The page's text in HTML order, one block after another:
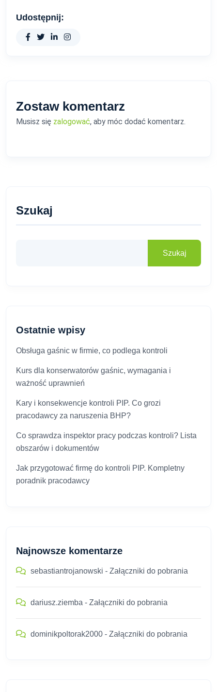
Udostępnij:
Zostaw komentarz
Musisz się zalogować, aby móc dodać komentarz.
Szukaj
Szukaj
Ostatnie wpisy
Obsługa gaśnic w firmie, co podlega kontroli
Kurs dla konserwatorów gaśnic, wymagania i
ważność uprawnień
Kary i konsekwencje kontroli PIP. Co grozi
pracodawcy za naruszenia BHP?
Co sprawdza inspektor pracy podczas kontroli? Lista
obszarów i dokumentów
Jak przygotować firmę do kontroli PIP. Kompletny
poradnik pracodawcy
Najnowsze komentarze
sebastiantrojanowski - Załączniki do pobrania
dariusz.ziemba - Załączniki do pobrania
dominikpoltorak2000 - Załączniki do pobrania